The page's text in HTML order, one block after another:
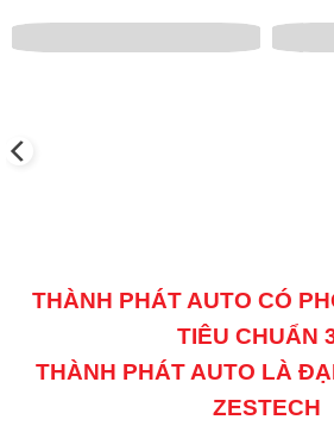
THÀNH PHÁT AUTO CÓ
TIÊU CHUẨN
THÀNH PHÁT AUTO LÀ
ZESTECH